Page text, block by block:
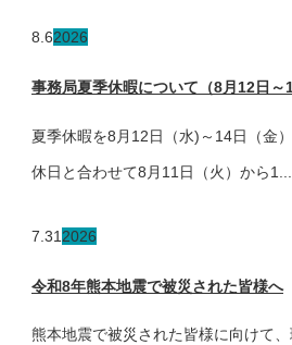
8.62026
事務局夏季休暇について（8月12日～
夏季休暇を8月12日（水)～14日（金
休日と合わせて8月11日（火）から1...
7.31 2026
令和8年熊本地震で被災された皆様へ
熊本地震で被災された皆様に向けて